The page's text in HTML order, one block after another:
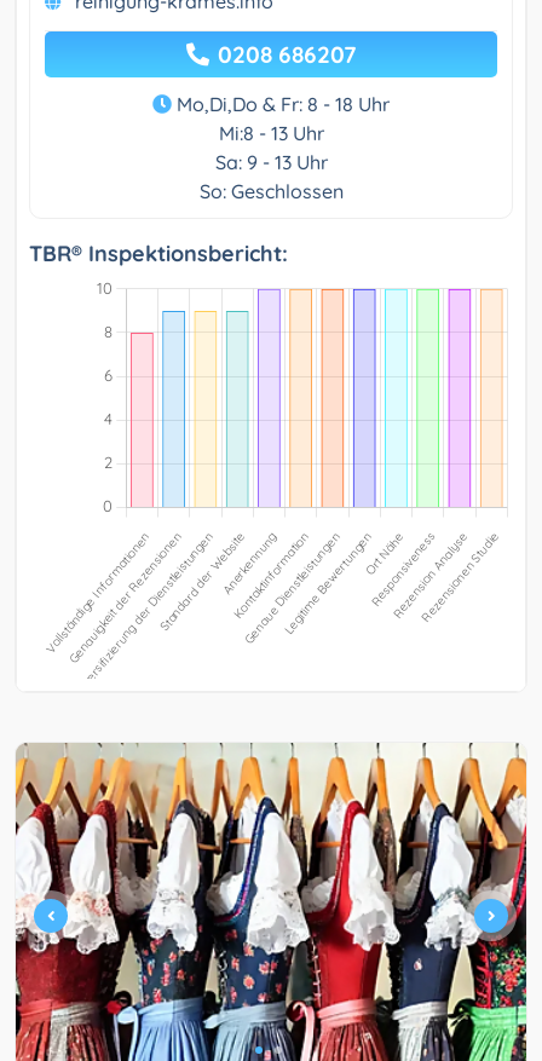
0208 686207
Mo,Di,Do & Fr: 8 - 18 Uhr
Mi:8 - 13 Uhr
Sa: 9 - 13 Uhr
So: Geschlossen
TBR® Inspektionsbericht: